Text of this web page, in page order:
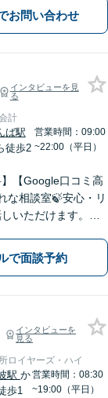
困りの方はお気軽
当日／夜間／休日
お問い合わせ
インタビューを見
る
計
ば駅
徒歩2
営業時間：09:00
~22:00（平日）
】【Google口コミ高
な相談室🍃安心・リ
いただけます。ネ
きましょう！【土
で面談予約
インタビューを
見る
ロイヤーズ・ハイ
駅 か
歩1
営業時間：08:30
~19:00（平日）